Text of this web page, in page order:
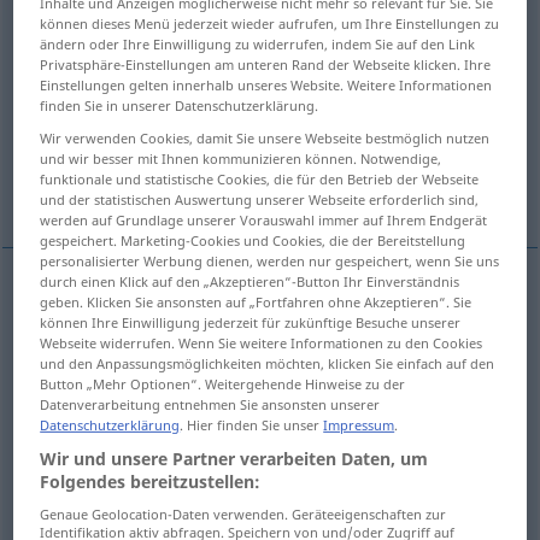
Übersicht aller Übersetzungen
(Für mehr Details die Übersetzung anklicken/antippen)
Satz, Tempo Takt
Zeitf tiempo
Wettern tiempo clima
können dieses Menü jederzeit wieder aufrufen, um Ihre Einstellungen zu
ändern oder Ihre Einwilligung zu widerrufen, indem Sie auf den Link
Privatsphäre-Einstellungen am unteren Rand der Webseite klicken. Ihre
Einstellungen gelten innerhalb unseres Website. Weitere Informationen
finden Sie in unserer Datenschutzerklärung.
Wir verwenden Cookies, damit Sie unsere Webseite bestmöglich nutzen
und wir besser mit Ihnen kommunizieren können. Notwendige,
funktionale und statistische Cookies, die für den Betrieb der Webseite
und der statistischen Auswertung unserer Webseite erforderlich sind,
werden auf Grundlage unserer Vorauswahl immer auf Ihrem Endgerät
gespeichert. Marketing-Cookies und Cookies, die der Bereitstellung
personalisierter Werbung dienen, werden nur gespeichert, wenn Sie uns
durch einen Klick auf den „Akzeptieren“-Button Ihr Einverständnis
geben. Klicken Sie ansonsten auf „Fortfahren ohne Akzeptieren“. Sie
können Ihre Einwilligung jederzeit für zukünftige Besuche unserer
Webseite widerrufen. Wenn Sie weitere Informationen zu den Cookies
und den Anpassungsmöglichkeiten möchten, klicken Sie einfach auf den
Button „Mehr Optionen“. Weitergehende Hinweise zu der
Datenverarbeitung entnehmen Sie ansonsten unserer
Datenschutzerklärung. Hier finden Sie unserImpressum.
Wir und unsere Partner verarbeiten Daten, um
Folgendes bereitzustellen:
Genaue Geolocation-Daten verwenden. Geräteeigenschaften zur
Identifikation aktiv abfragen. Speichern von und/oder Zugriff auf